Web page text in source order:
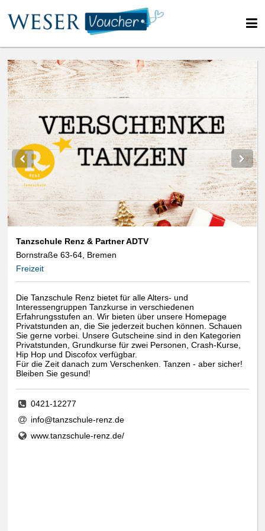
Tanzschule Renz & Partner ADTV
Bornstraße 63-64, Bremen
Freizeit
Die Tanzschule Renz bietet für alle Alters- und
Interessengruppen Tanzkurse in verschiedenen
Erfahrungsstufen an. Wir bieten über unsere Homepage
Privatstunden an, die Sie jederzeit buchen können. Schauen
Sie gerne vorbei. Unsere Gutscheine sind in den Kategorien
Privatstunden, Grundkurse für zwei Personen, Crash-Kurse,
Hip Hop und Discofox verfügbar.
Für die Zeit danach zum Verschenken. Tanzen - aber sicher!
Bleiben Sie gesund!
0421-12277
info@tanzschule-renz.de
www.tanzschule-renz.de/
We use cookies
essential, while others help us to improve this website and your
experience. Personal data can be processed (e.g. IP addresses), e.g. B. for
personalized ads and content or ad and content measurement. You can
find more information about the use of your data in our
declaration. You can revoke or adjust your selection at any time under